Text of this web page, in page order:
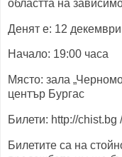
областта на
Денят е: 12 декември
Начало: 19:00 часа
Място: зала
център Бургас
Билети: http://chist.bg /
Билетите са на